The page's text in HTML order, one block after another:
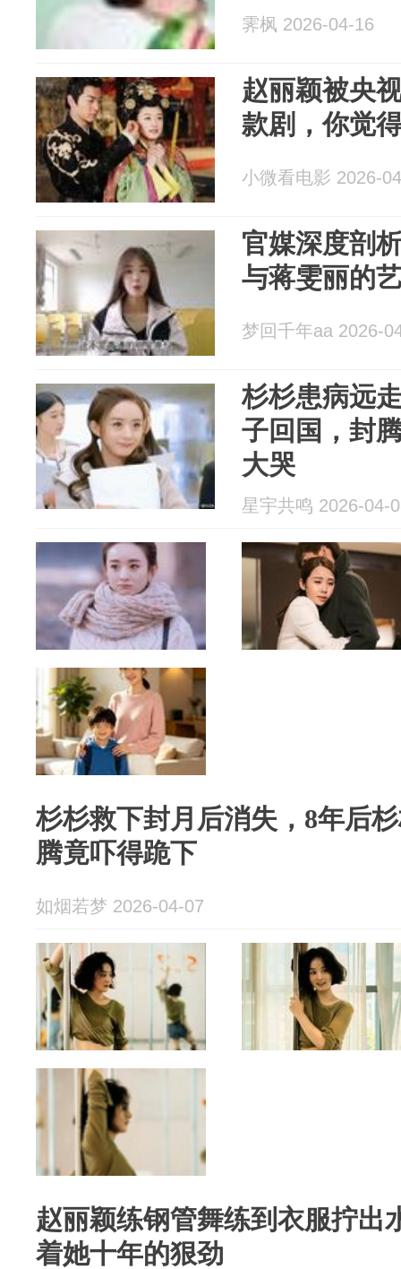
霁枫 2026-04-16
赵丽颖被央
款剧，你觉
小微看电影 2026-
官媒深度剖
与蒋雯丽的
梦回千年aa 2026-
杉杉患病远
子回国，封
大哭
星宇共鸣 2026-04-
杉杉救下封月后消失，8年后
腾竟吓得跪下
如烟若梦 2026-04-07
赵丽颖练钢管舞练到衣服拧出
着她十年的狠劲